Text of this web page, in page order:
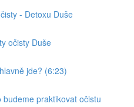
- Detoxu Duše
očisty Duše
jde? (6:23)
praktikovat očistu